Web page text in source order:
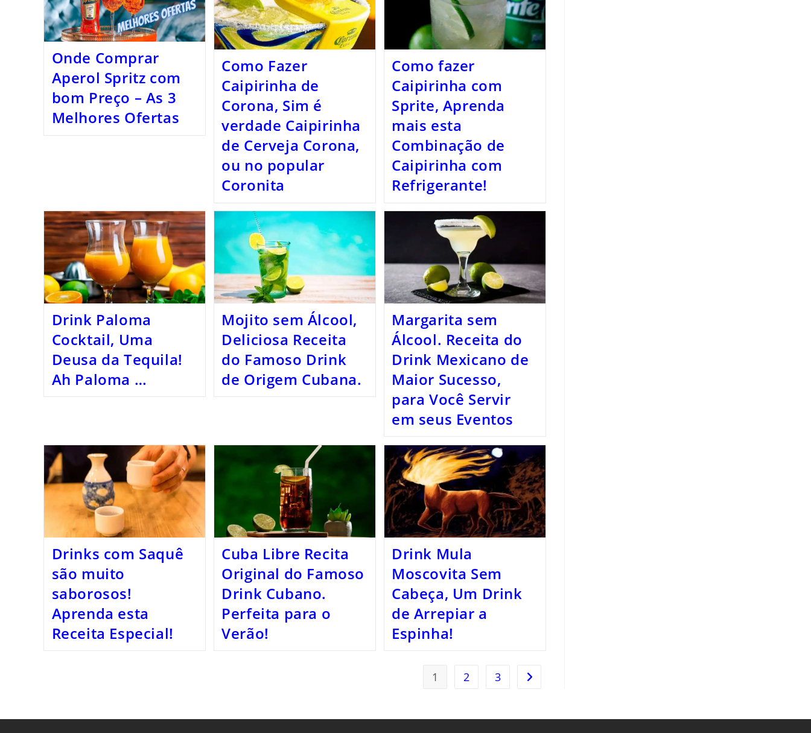
Onde Comprar
Aperol Spritz com
bom Preço – As 3
Melhores Ofertas
Como Fazer
Caipirinha de
Corona, Sim é
verdade Caipirinha
de Cerveja Corona,
ou no popular
Coronita
Como fazer
Caipirinha com
Sprite, Aprenda
mais esta
Combinação de
Caipirinha com
Refrigerante!
Drink Paloma
Cocktail, Uma
Deusa da Tequila!
Ah Paloma …
Mojito sem Álcool,
Deliciosa Receita
do Famoso Drink
de Origem Cubana.
Margarita sem
Álcool. Receita do
Drink Mexicano de
Maior Sucesso,
para Você Servir
em seus Eventos
Drinks com Saquê
são muito
saborosos!
Aprenda esta
Receita Especial!
Cuba Libre Recita
Original do Famoso
Drink Cubano.
Perfeita para o
Verão!
Drink Mula
Moscovita Sem
Cabeça, Um Drink
de Arrepiar a
Espinha!
1 2 3 Ir para a próxima página